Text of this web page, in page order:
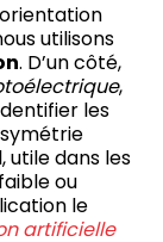
utilisons
. D’un côté,
,
les
utile dans les
ou
le
artificielle